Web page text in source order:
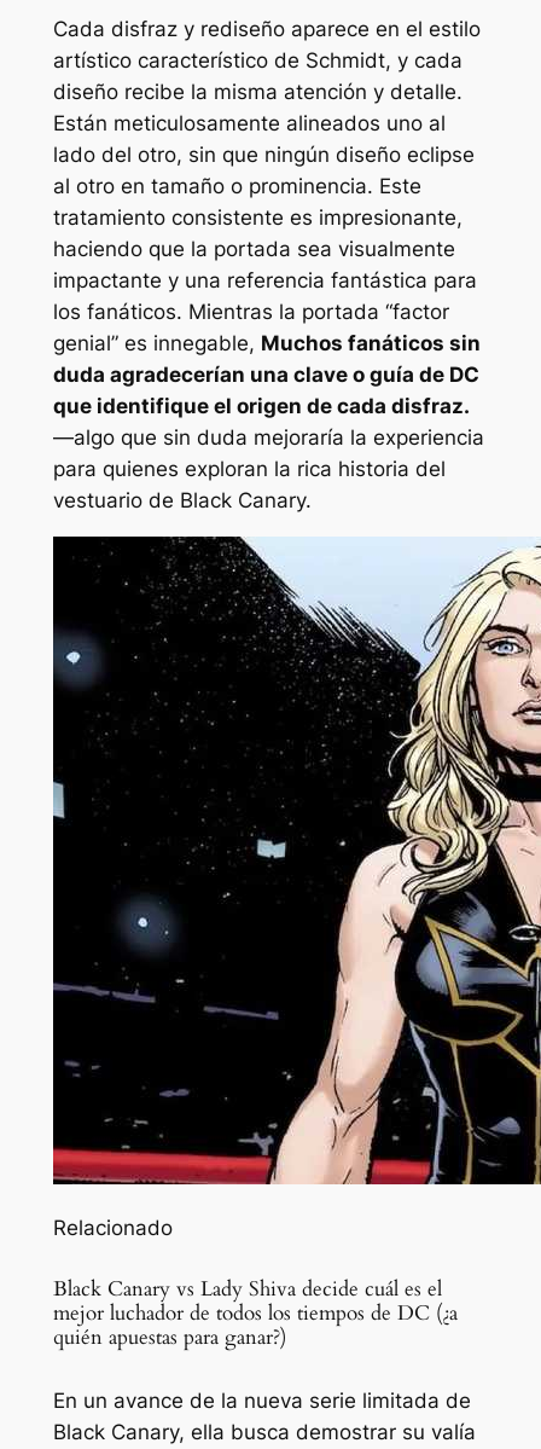
Cada disfraz y rediseño aparece en el estilo
artístico característico de Schmidt, y cada
diseño recibe la misma atención y detalle.
Están meticulosamente alineados uno al
lado del otro, sin que ningún diseño eclipse
al otro en tamaño o prominencia. Este
tratamiento consistente es impresionante,
haciendo que la portada sea visualmente
impactante y una referencia fantástica para
los fanáticos. Mientras la portada “factor
genial” es innegable, Muchos fanáticos sin
duda agradecerían una clave o guía de DC
que identifique el origen de cada disfraz.
—algo que sin duda mejoraría la experiencia
para quienes exploran la rica historia del
vestuario de Black Canary.
Relacionado
Black Canary vs Lady Shiva decide cuál es el
mejor luchador de todos los tiempos de DC (¿a
quién apuestas para ganar?)
En un avance de la nueva serie limitada de
Black Canary, ella busca demostrar su valía